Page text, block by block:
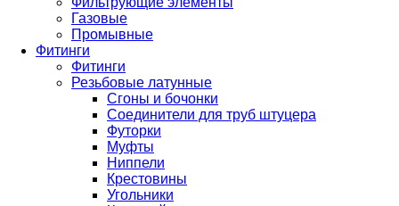
Газовые
Промывные
Фитинги
Фитинги
Резьбовые латунные
Сгоны и бочонки
Соединители для труб штуцера
Футорки
Муфты
Ниппели
Крестовины
Угольники